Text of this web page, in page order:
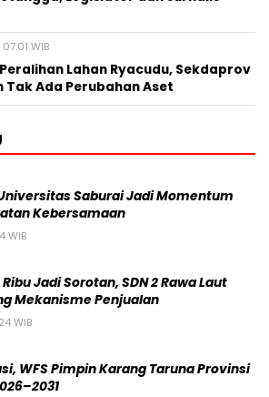
WIB
Lahan Ryacudu, Sekdaprov
Ada Perubahan Aset
Saburai Jadi Momentum
Kebersamaan
WIB
Jadi Sorotan, SDN 2 Rawa Laut
Mekanisme Penjualan
WIB
WFS Pimpin Karang Taruna Provinsi